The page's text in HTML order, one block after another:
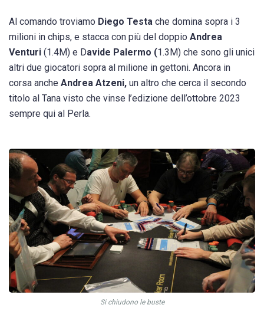
Al comando troviamo Diego Testa che domina sopra i 3
milioni in chips, e stacca con più del doppio Andrea
Venturi (1.4M) e Davide Palermo (1.3M) che sono gli unici
altri due giocatori sopra al milione in gettoni. Ancora in
corsa anche Andrea Atzeni, un altro che cerca il secondo
titolo al Tana visto che vinse l’edizione dell’ottobre 2023
sempre qui al Perla.
Si chiudono le buste